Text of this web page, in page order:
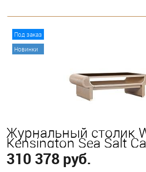
Под заказ
Новинки
Журнальный столик
Kensington Sea Salt
310 378 руб.